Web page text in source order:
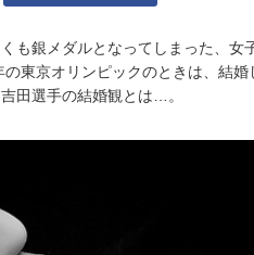
も銀メダルとなってしまった、女
東京オリンピックのときは、結
田選手の結婚観とは…。